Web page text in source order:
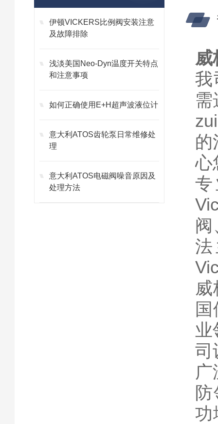
伊顿VICKERS比例阀安装注意
及故障排除
浅淡美国Neo-Dyn温度开关特点
和注意事项
如何正确使用E+H超声波液位计
意大利ATOS齿轮泵日常维修处
理
意大利ATOS电磁阀噪音原因及
处理方法
威
我
需
的
心
阀
业
司
功